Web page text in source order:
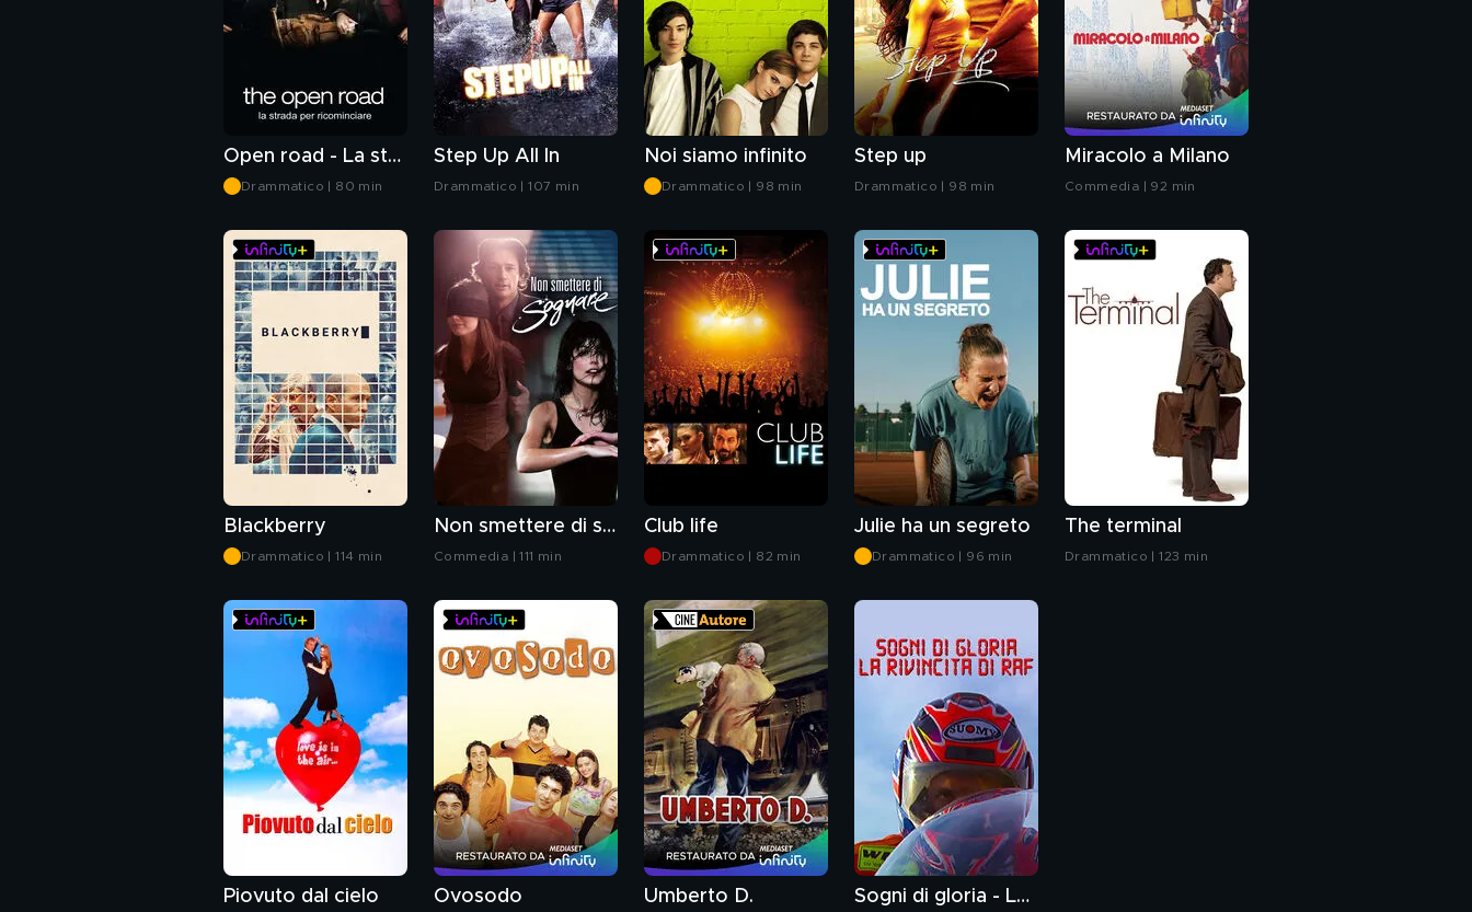
Open road - La strada per ricominciare
Drammatico | 80 min
Step Up All In
Drammatico | 107 min
Noi siamo infinito
Drammatico | 98 min
Step up
Drammatico | 98 min
Miracolo a Milano
Commedia | 92 min
Blackberry
Drammatico | 114 min
Non smettere di sognare
Commedia | 111 min
Club life
Drammatico | 82 min
Julie ha un segreto
Drammatico | 96 min
The terminal
Drammatico | 123 min
Piovuto dal cielo Ovosodo Umberto D. Sogni di gloria - La rivincita di Raf